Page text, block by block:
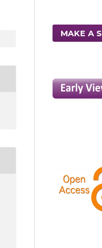
MAKE A